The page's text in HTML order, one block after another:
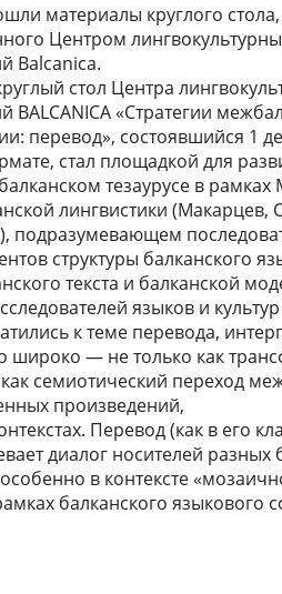
материалы круглого стола,
Центром
Balcanica.
стол Центра
BALCANICA «Стратегии
перевод», состоявшийся 1
стал площадкой для
тезаурусе в рамках
лингвистики (Макарцев,
подразумевающем
структуры балканского
текста и балканской
языков и
к теме перевода,
широко ― не только как
семиотический переход
произведений,
Перевод (как в его
диалог носителей разных
в контексте
балканского языкового